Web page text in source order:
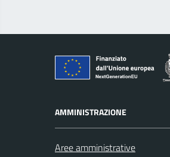
AMMINISTRAZIONE
Aree amministrative